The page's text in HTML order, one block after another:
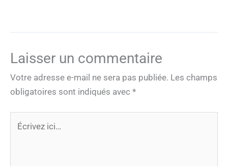
Laisser un commentaire
Votre adresse e-mail ne sera pas publiée. Les champs
obligatoires sont indiqués avec *
ici…